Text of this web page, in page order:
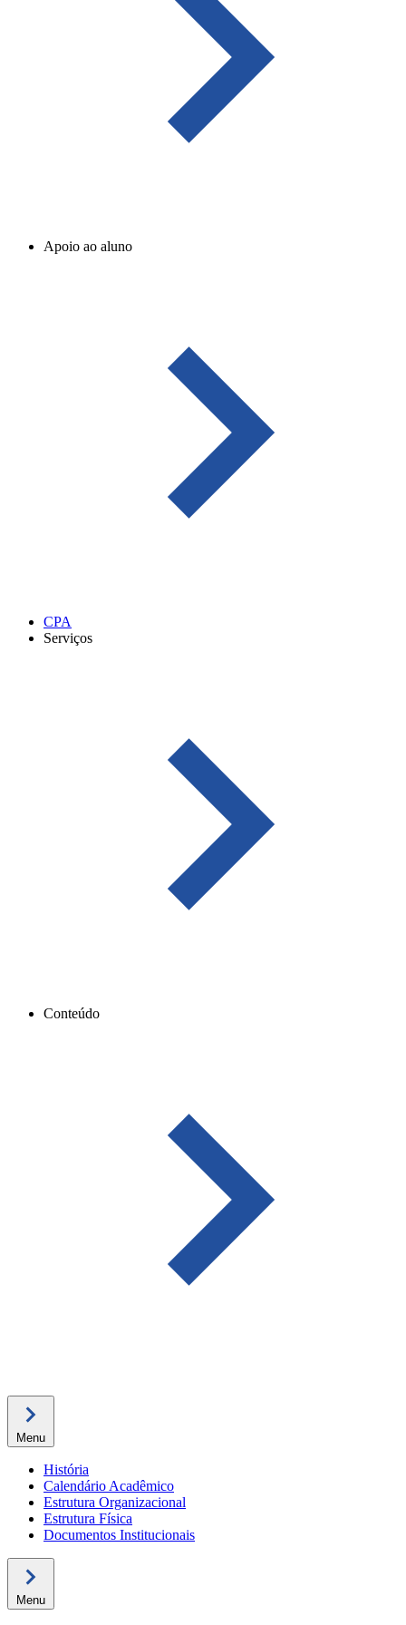
Apoio ao aluno
CPA
Serviços
Conteúdo
Menu
História
Calendário Acadêmico
Estrutura Organizacional
Estrutura Física
Documentos Institucionais
Menu